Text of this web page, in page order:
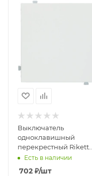
Выключатель
одноклавишный
перекрестный Rikett
Белый сатин
Есть в наличии
702 ₽/шт